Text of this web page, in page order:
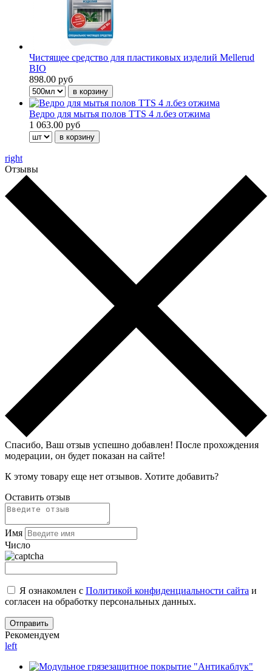
Чистящее средство для пластиковых изделий Mellerud
BIO
898.00 руб
Ведро для мытья полов TTS 4 л.без отжима
1 063.00 руб
right
Отзывы
Спасибо, Ваш отзыв успешно добавлен! После прохождения
модерации, он будет показан на сайте!
К этому товару еще нет отзывов. Хотите добавить?
Оставить отзыв
Имя
Число
Я ознакомлен с Политикой конфиденциальности сайта и
согласен на обработку персональных данных.
Рекомендуем
left